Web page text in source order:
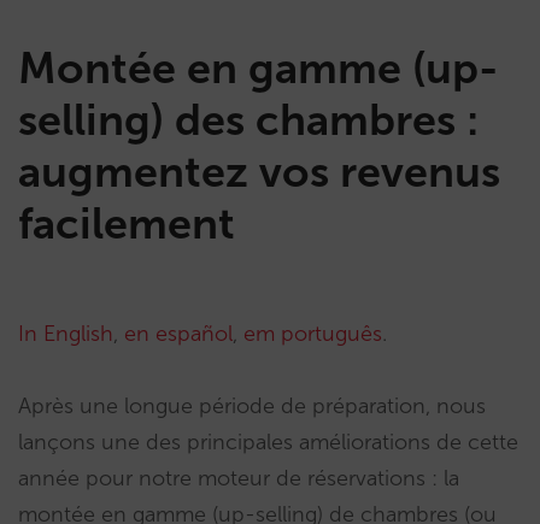
Montée en gamme (up-
selling) des chambres :
augmentez vos revenus
facilement
In English, en español, em português.
Après une longue période de préparation, nous
lançons une des principales améliorations de cette
année pour notre moteur de réservations : la
montée en gamme (up-selling) de chambres (ou